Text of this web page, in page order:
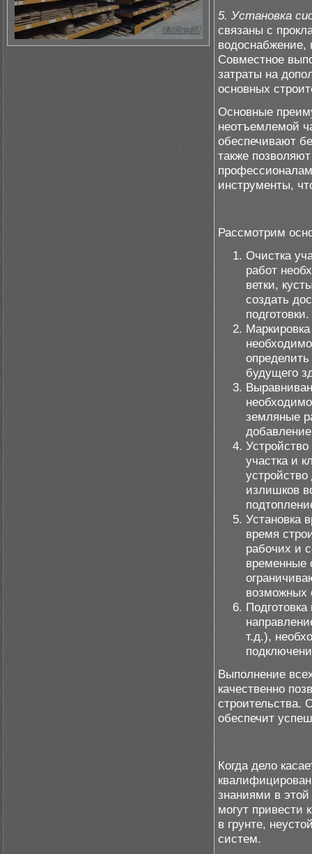
5. Установка
связаны с
водоснабжение,
Совместное
затраты на
основных
Основные
неотъемлемой
обеспечивают
также
инструменты,
Рассмотрим
Очистка
работ
ветки,
создать
подготовки.
будущего
земляные
участка и
излишков
Установка
время
рабочих и
временные
возможных
т.д.),
Выполнение
качественно
строительства.
обеспечит
Когда дело
знаниями в
могут привести
в грунте,
систем.